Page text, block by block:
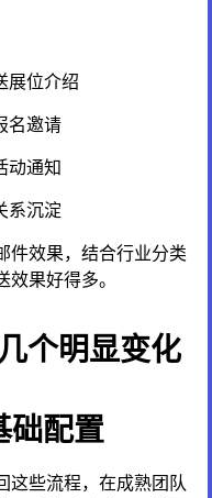
展位介绍
名邀请
动通知
系沉淀
件效果，结合行业分类
果好得多。
个明显变化
础配置
这些流程，在成熟团队